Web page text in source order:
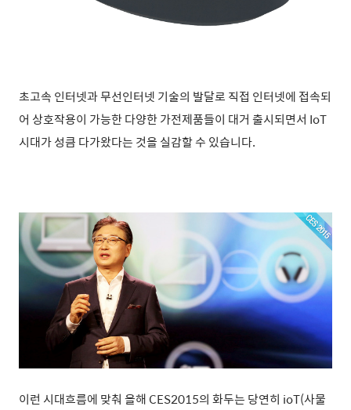
초고속 인터넷과 무선인터넷 기술의 발달로 직접 인터넷에 접속되
어 상호작용이 가능한 다양한 가전제품들이 대거 출시되면서 IoT
시대가 성큼 다가왔다는 것을 실감할 수 있습니다.
이런 시대흐름에 맞춰 올해 CES2015의 화두는 당연히 ioT(사물